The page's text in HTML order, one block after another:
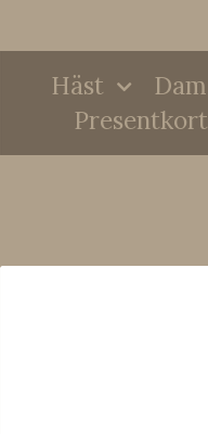
Häst Dam
Presentkort